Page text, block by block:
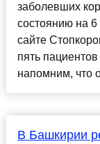
заболевших
состоянию на
сайте
пять
напомним, что
В Башкирии